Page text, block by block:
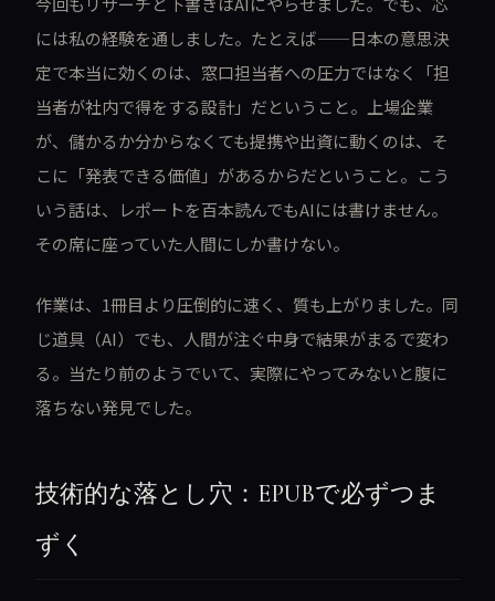
には私の経験を通しました。たとえば——日本の意思決
定で本当に効くのは、窓口担当者への圧力ではなく「担
当者が社内で得をする設計」だということ。上場企業
が、儲かるか分からなくても提携や出資に動くのは、そ
こに「発表できる価値」があるからだということ。こう
いう話は、レポートを百本読んでもAIには書けません。
その席に座っていた人間にしか書けない。
作業は、1冊目より圧倒的に速く、質も上がりました。同
じ道具（AI）でも、人間が注ぐ中身で結果がまるで変わ
る。当たり前のようでいて、実際にやってみないと腹に
落ちない発見でした。
技術的な落とし穴：EPUBで必ずつま
ずく